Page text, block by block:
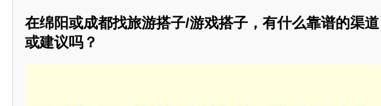
在绵阳或成都找旅游搭子/游戏搭子，有什么靠谱的渠道
或建议吗？